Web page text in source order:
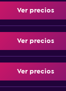
Ver precios
Ver precios
Ver precios